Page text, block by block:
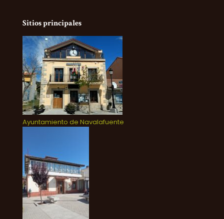
Sitios principales
Ayuntamiento de Navalafuente